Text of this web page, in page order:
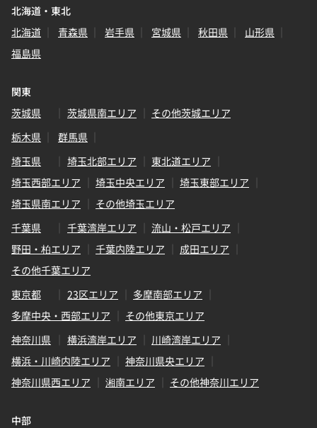
北海道・東北
北海道
青森県 岩手県 宮城県 秋田県
山形県
福島県
関東
茨城県
茨城県南エリア
その他茨城エリア
栃木県
群馬県
埼玉県
埼玉北部エリア
東北道エリア
埼玉西部エリア
埼玉中央エリア
埼玉東部エリア
埼玉県南エリア
その他埼玉エリア
千葉県
千葉湾岸エリア
流山・松戸エリア
野田・柏エリア
千葉内陸エリア
成田エリア
その他千葉エリア
東京都
23区エリア
多摩南部エリア
多摩中央・西部エリア
その他東京エリア
神奈川県
横浜湾岸エリア
川崎湾岸エリア
横浜・川崎内陸エリア
神奈川県央エリア
神奈川県西エリア
湘南エリア その他神奈川エリア
中部